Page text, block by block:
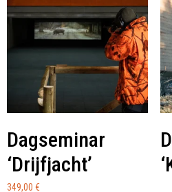
Dagseminar
‘Drijfjacht’
349,00 €